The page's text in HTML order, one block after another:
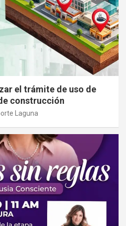
el trámite de uso de
construcción
Laguna